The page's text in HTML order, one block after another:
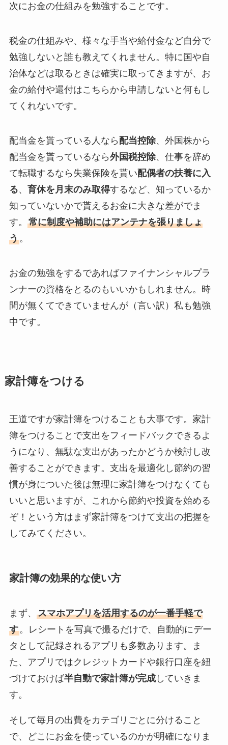
次にお金の仕組みを勉強することです。
税金の仕組みや、様々な手当や給付金など自分で
勉強しないと誰も教えてくれません。特に国や自
治体などは取るときは確実に取ってきますが、お
金の給付や還付はこちらから申請しないと何もし
てくれないです。
配当金を貰っている人なら配当控除、外国株から
配当金を貰っているなら外国税控除、仕事を辞め
て転職するなら失業保険を貰い配偶者の扶養に入
る、 育休を月末のみ取得するなど、知っているか
知っていないかで貰えるお金に大きな差がでま
す。 常に制度や補助にはアンテナを張りましょ
う。
お金の勉強をするであればファイナンシャルプラ
ンナーの資格をとるのもいいかもしれません。時
間が無くてできていませんが（言い訳）私も勉強
中です。
家計簿をつける
王道ですが家計簿をつけることも大事です。家計
簿をつけることで支出をフィードバックできるよ
うになり、無駄な支出があったかどうか検討し改
善することができます。支出を最適化し節約の習
慣が身についた後は無理に家計簿をつけなくても
いいと思いますが、これから節約や投資を始める
ぞ！という方はまず家計簿をつけて支出の把握を
してみてください。
家計簿の効果的な使い方
まず、 スマホアプリを活用するのが一番手軽で
す。レシートを写真で撮るだけで、自動的にデー
タとして記録されるアプリも多数あります。ま
た、アプリではクレジットカードや銀行口座を紐
づけておけば半自動で家計簿が完成していきま
す。
そして毎月の出費をカテゴリごとに分けること
で、どこにお金を使っているのかが明確になりま